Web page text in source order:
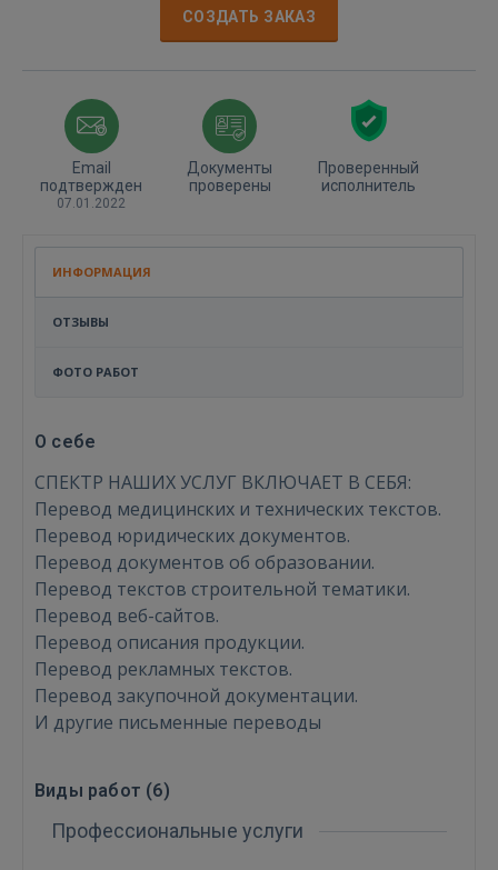
Войти
СОЗДАТЬ ЗАКАЗ
Email
подтвержден
07.01.2022
Документы
проверены
Проверенный
исполнитель
ИНФОРМАЦИЯ
ОТЗЫВЫ
ФОТО РАБОТ
О себе
СПЕКТР НАШИХ УСЛУГ ВКЛЮЧАЕТ В СЕБЯ:
Перевод медицинских и технических текстов.
Перевод юридических документов.
Перевод документов об образовании.
Перевод текстов строительной тематики.
Перевод веб-сайтов.
Перевод описания продукции.
Перевод рекламных текстов.
Перевод закупочной документации.
И другие письменные переводы
Виды работ (6)
Профессиональные услуги